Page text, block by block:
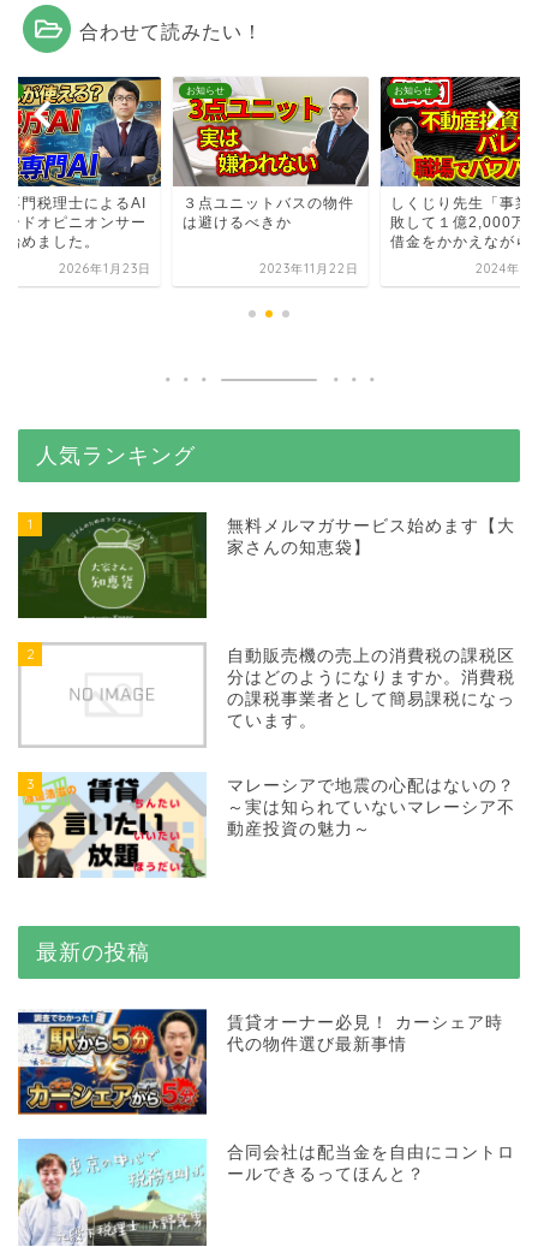
合わせて読みたい！
専門税理士によるAI
ンドオピニオンサー
始めました。
2026年1月23日
お知らせ
３点ユニットバスの物件
は避けるべきか
2023年11月22日
お知らせ
しくじり先生「事業
敗して１億2,000万
借金をかかえながら
2024年6
人気ランキング
1
無料メルマガサービス始めます【大
家さんの知恵袋】
2
自動販売機の売上の消費税の課税区
分はどのようになりますか。消費税
の課税事業者として簡易課税になっ
ています。
3
マレーシアで地震の心配はないの？
～実は知られていないマレーシア不
動産投資の魅力～
最新の投稿
賃貸オーナー必見！ カーシェア時
代の物件選び最新事情
合同会社は配当金を自由にコントロ
ールできるってほんと？